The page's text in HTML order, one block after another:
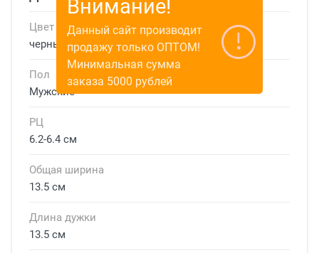
Цвет
черный
Пол
Мужские
РЦ
6.2-6.4 см
Общая ширина
13.5 см
Длина дужки
13.5 см
Внимание!
Данный сайт производит
продажу только ОПТОМ!
Минимальная сумма
заказа 5000 рублей